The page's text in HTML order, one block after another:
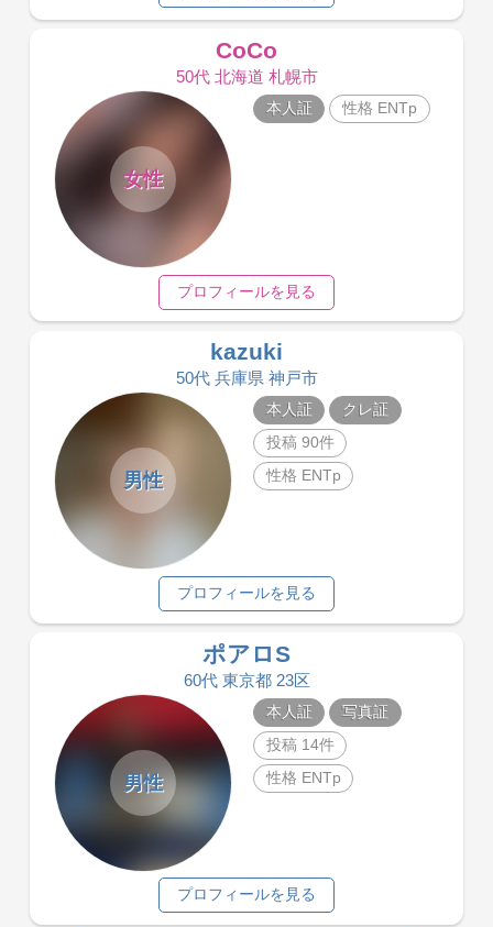
CoCo
50代 北海道 札幌市
女性
本人証 性格 ENTp
プロフィールを見る
kazuki
50代 兵庫県 神戸市
男性
本人証
クレ証
投稿 90件
性格 ENTp
プロフィールを見る
ポアロS
60代 東京都 23区
男性
本人証
写真証
投稿 14件
性格 ENTp
プロフィールを見る